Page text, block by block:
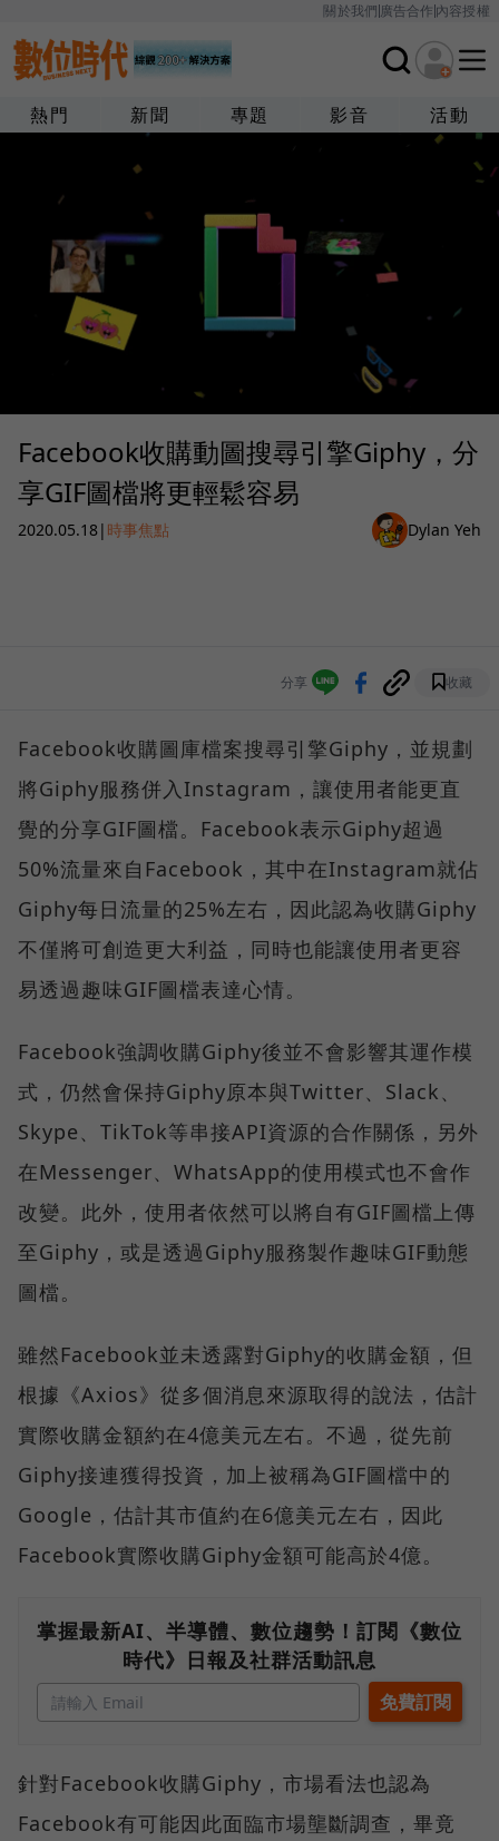
關於我們廣告合作內容授權
熱門 新聞 專題 影音 活動
Facebook收購動圖搜尋引擎Giphy，分
享GIF圖檔將更輕鬆容易
2020.05.18| 時事焦點 Dylan Yeh
分享 收藏
Facebook收購圖庫檔案搜尋引擎Giphy，並規劃
將Giphy服務併入Instagram，讓使用者能更直
覺的分享GIF圖檔。Facebook表示Giphy超過
50%流量來自Facebook，其中在Instagram就佔
Giphy每日流量的25%左右，因此認為收購Giphy
不僅將可創造更大利益，同時也能讓使用者更容
易透過趣味GIF圖檔表達心情。
Facebook強調收購Giphy後並不會影響其運作模
式，仍然會保持Giphy原本與Twitter、Slack、
Skype、TikTok等串接API資源的合作關係，另外
在Messenger、WhatsApp的使用模式也不會作
改變。此外，使用者依然可以將自有GIF圖檔上傳
至Giphy，或是透過Giphy服務製作趣味GIF動態
圖檔。
雖然Facebook並未透露對Giphy的收購金額，但
根據《Axios》從多個消息來源取得的說法，估計
實際收購金額約在4億美元左右。不過，從先前
Giphy接連獲得投資，加上被稱為GIF圖檔中的
Google，估計其市值約在6億美元左右，因此
Facebook實際收購Giphy金額可能高於4億。
掌握最新AI、半導體、數位趨勢！訂閱《數位
時代》日報及社群活動訊息
針對Facebook收購Giphy，市場看法也認為
Facebook有可能因此面臨市場壟斷調查，畢竟